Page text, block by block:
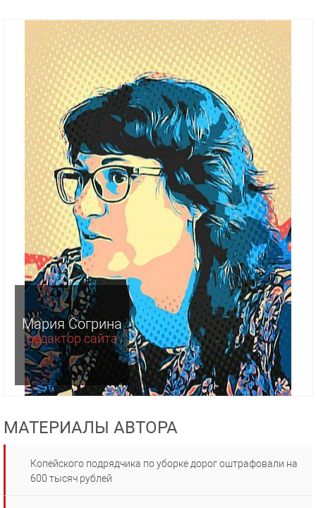
Мария Согрина
редактор сайта
МАТЕРИАЛЫ АВТОРА
Копейского подрядчика по уборке дорог оштрафовали на
600 тысяч рублей